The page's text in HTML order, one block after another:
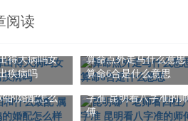
阅读
得大病吗女
疾病吗
算命点外走马什么意思
算命6合是什么意思
什么最配 属
的婚配怎么
昆明哪个老师看四柱八
字准 昆明看八字准的
傅